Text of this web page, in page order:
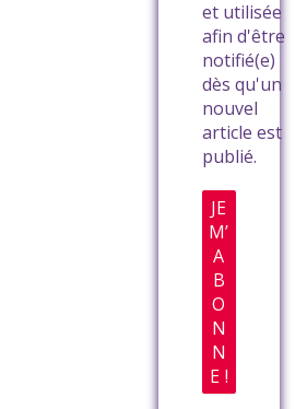
et utilisée
afin d'être
notifié(e)
dès qu'un
nouvel
article est
publié.